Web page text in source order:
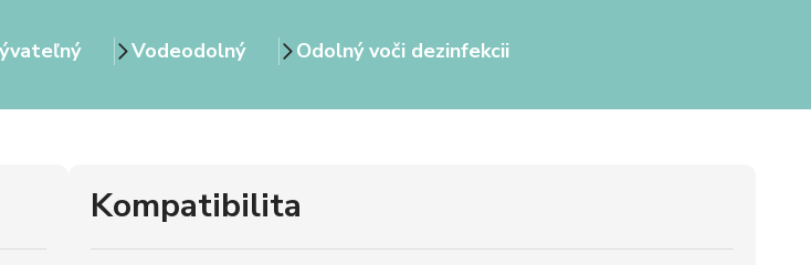
Vodeodolný Odolný voči dezinfekcii
Kompatibilita